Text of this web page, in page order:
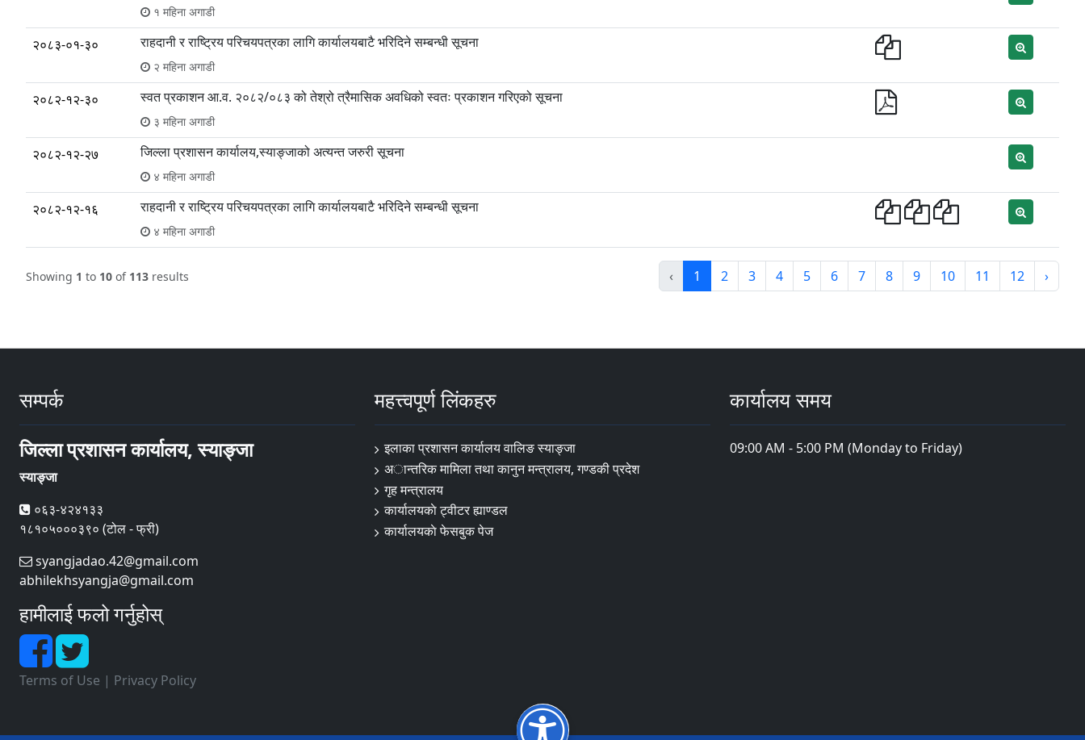
१ महिना अगाडी
२०८३-०१-३० राहदानी र राष्ट्रिय परिचयपत्रका लागि कार्यालयबाटै भरिदिने सम्बन्धी सूचना
२ महिना अगाडी
२०८२-१२-३० स्वत प्रकाशन आ.व. २०८२/०८३ को तेश्रो त्रैमासिक अवधिको स्वतः प्रकाशन गरिएको सूचना
३ महिना अगाडी
२०८२-१२-२७ जिल्ला प्रशासन कार्यालय,स्याङ्जाको अत्यन्त जरुरी सूचना
४ महिना अगाडी
२०८२-१२-१६ राहदानी र राष्ट्रिय परिचयपत्रका लागि कार्यालयबाटै भरिदिने सम्बन्धी सूचना
४ महिना अगाडी
Showing 1 to 10 of 113 results ‹ 1 2 3 4 5 6 7 8 9 10 11 12 ›
सम्पर्क
जिल्ला प्रशासन कार्यालय, स्याङ्जा
स्याङ्जा
०६३-४२४१३३
१८१०५०००३९० (टोल - फ्री)
syangjadao.42@gmail.com
abhilekhsyangja@gmail.com
हामीलाई फलो गर्नुहोस्
Terms of Use | Privacy Policy
महत्त्वपूर्ण लिंकहरु
इलाका प्रशासन कार्यालय वालिङ स्याङ्जा
अान्तरिक मामिला तथा कानुन मन्त्रालय, गण्डकी प्रदेश
गृह मन्त्रालय
कार्यालयकाे ट्वीटर ह्याण्डल
कार्यालयकाे फेसबुक पेज
कार्यालय समय
09:00 AM - 5:00 PM (Monday to Friday)